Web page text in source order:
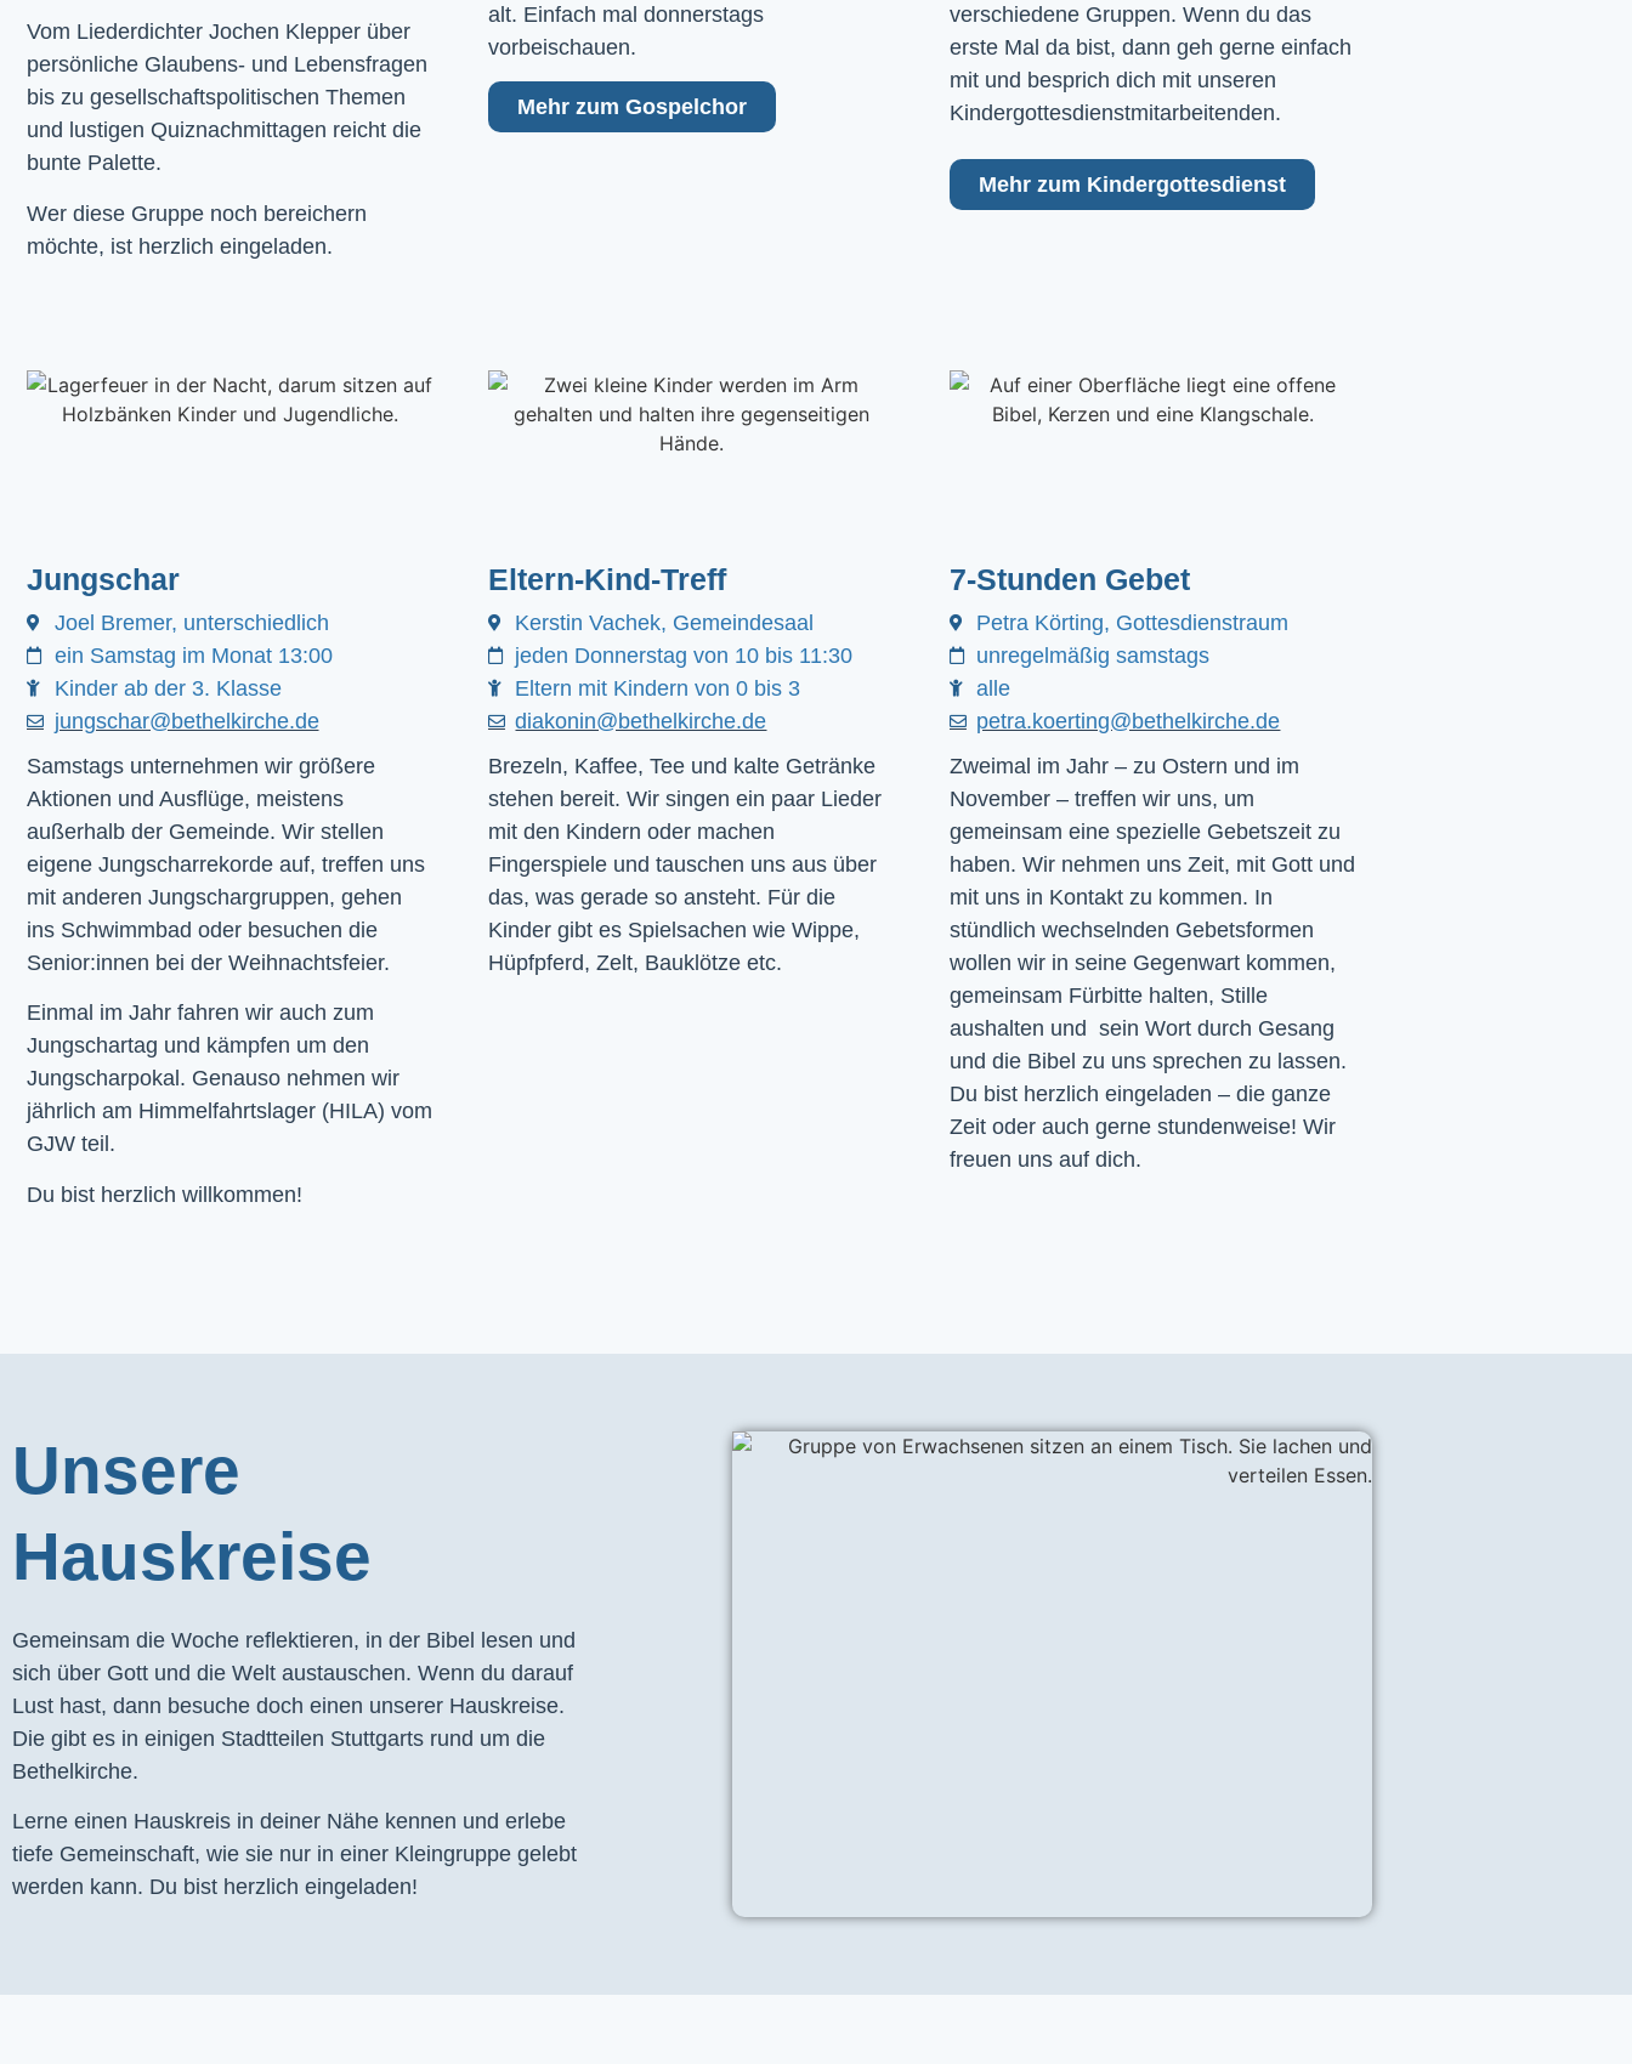
Vom Liederdichter Jochen Klepper über
persönliche Glaubens- und Lebensfragen
bis zu gesellschaftspolitischen Themen
und lustigen Quiznachmittagen reicht die
bunte Palette.
Wer diese Gruppe noch bereichern
möchte, ist herzlich eingeladen.
alt. Einfach mal donnerstags
vorbeischauen.
Mehr zum Gospelchor
verschiedene Gruppen. Wenn du das
erste Mal da bist, dann geh gerne einfach
mit und besprich dich mit unseren
Kindergottesdienstmitarbeitenden.
Mehr zum Kindergottesdienst
Jungschar
Joel Bremer, unterschiedlich
ein Samstag im Monat 13:00
Kinder ab der 3. Klasse
jungschar@bethelkirche.de
Samstags unternehmen wir größere
Aktionen und Ausflüge, meistens
außerhalb der Gemeinde. Wir stellen
eigene Jungscharrekorde auf, treffen uns
mit anderen Jungschargruppen, gehen
ins Schwimmbad oder besuchen die
Senior:innen bei der Weihnachtsfeier.
Einmal im Jahr fahren wir auch zum
Jungschartag und kämpfen um den
Jungscharpokal. Genauso nehmen wir
jährlich am Himmelfahrtslager (HILA) vom
GJW teil.
Du bist herzlich willkommen!
Eltern-Kind-Treff
Kerstin Vachek, Gemeindesaal
jeden Donnerstag von 10 bis 11:30
Eltern mit Kindern von 0 bis 3
diakonin@bethelkirche.de
Brezeln, Kaffee, Tee und kalte Getränke
stehen bereit. Wir singen ein paar Lieder
mit den Kindern oder machen
Fingerspiele und tauschen uns aus über
das, was gerade so ansteht. Für die
Kinder gibt es Spielsachen wie Wippe,
Hüpfpferd, Zelt, Bauklötze etc.
7-Stunden Gebet
Petra Körting, Gottesdienstraum
unregelmäßig samstags
alle
petra.koerting@bethelkirche.de
Zweimal im Jahr – zu Ostern und im
November – treffen wir uns, um
gemeinsam eine spezielle Gebetszeit zu
haben. Wir nehmen uns Zeit, mit Gott und
mit uns in Kontakt zu kommen. In
stündlich wechselnden Gebetsformen
wollen wir in seine Gegenwart kommen,
gemeinsam Fürbitte halten, Stille
aushalten und sein Wort durch Gesang
und die Bibel zu uns sprechen zu lassen.
Du bist herzlich eingeladen – die ganze
Zeit oder auch gerne stundenweise! Wir
freuen uns auf dich.
Unsere
Hauskreise
Gemeinsam die Woche reflektieren, in der Bibel lesen und
sich über Gott und die Welt austauschen. Wenn du darauf
Lust hast, dann besuche doch einen unserer Hauskreise.
Die gibt es in einigen Stadtteilen Stuttgarts rund um die
Bethelkirche.
Lerne einen Hauskreis in deiner Nähe kennen und erlebe
tiefe Gemeinschaft, wie sie nur in einer Kleingruppe gelebt
werden kann. Du bist herzlich eingeladen!